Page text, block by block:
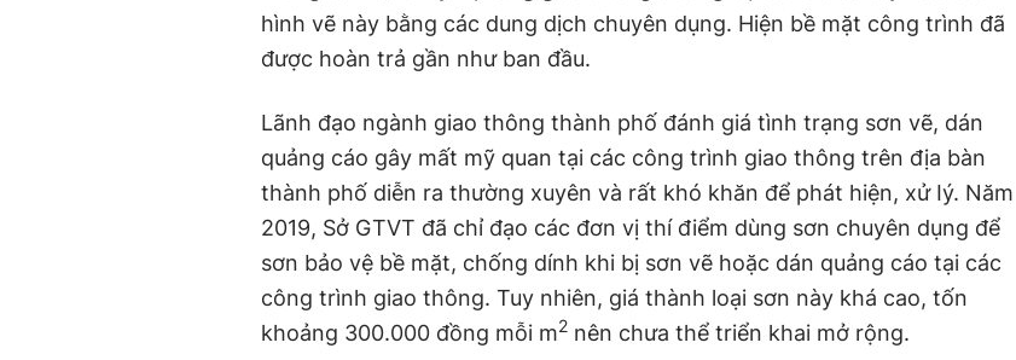
hình vẽ này bằng các dung dịch chuyên dụng. Hiện bề mặt công trình đã
được hoàn trả gần như ban đầu.
Lãnh đạo ngành giao thông thành phố đánh giá tình trạng sơn vẽ, dán
quảng cáo gây mất mỹ quan tại các công trình giao thông trên địa bàn
thành phố diễn ra thường xuyên và rất khó khăn để phát hiện, xử Iý. Năm
2019, Sở GTVT đã chỉ đạo các đơn vị thí điểm dùng sơn chuyên dụng để
sơn bảo vệ bề mặt, chống dính khi bị sơn vẽ hoặc dán quảng cáo tại các
công trình giao thông. Tuy nhiên, giá thành loại sơn này khá cao, tốn
khoảng 300.000 đồng mỗi m2 nên chưa thể triển khai mở rộng.